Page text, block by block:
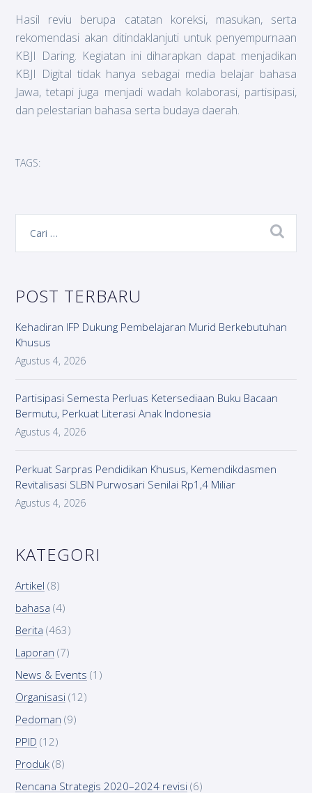
Hasil reviu berupa catatan koreksi, masukan, serta
rekomendasi akan ditindaklanjuti untuk penyempurnaan
KBJI Daring. Kegiatan ini diharapkan dapat menjadikan
KBJI Digital tidak hanya sebagai media belajar bahasa
Jawa, tetapi juga menjadi wadah kolaborasi, partisipasi,
dan pelestarian bahasa serta budaya daerah.
TAGS:
POST TERBARU
Kehadiran IFP Dukung Pembelajaran Murid Berkebutuhan
Khusus
Agustus 4, 2026
Partisipasi Semesta Perluas Ketersediaan Buku Bacaan
Bermutu, Perkuat Literasi Anak Indonesia
Agustus 4, 2026
Perkuat Sarpras Pendidikan Khusus, Kemendikdasmen
Revitalisasi SLBN Purwosari Senilai Rp1,4 Miliar
Agustus 4, 2026
KATEGORI
Artikel (8)
bahasa (4)
Berita (463)
Laporan (7)
News & Events (1)
Organisasi (12)
Pedoman (9)
PPID (12)
Produk (8)
Rencana Strategis 2020–2024 revisi (6)